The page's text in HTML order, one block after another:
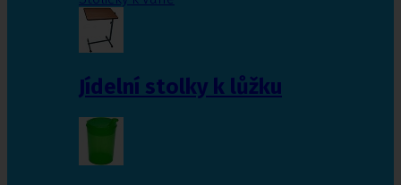
Jídelní stolky k lůžku